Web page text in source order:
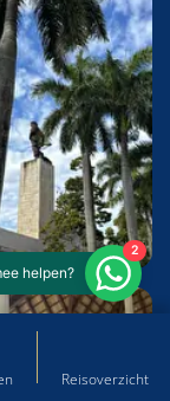
Reisoverzicht
helpen?
2